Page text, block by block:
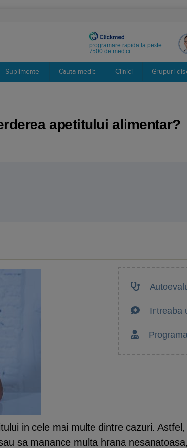
programare rapida la peste
7500 de medici
Suplimente Cauta medic Clinici Grupuri
apetitului alimentar?
Intreaba
in cele mai multe dintre cazuri.
sa manance multa hrana